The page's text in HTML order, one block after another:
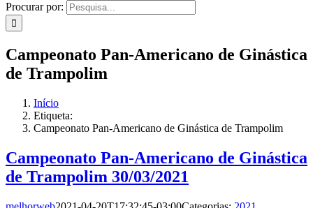
Procurar por:
Campeonato Pan-Americano de Ginástica
de Trampolim
Início
Etiqueta:
Campeonato Pan-Americano de Ginástica de Trampolim
Campeonato Pan-Americano de Ginástica
de Trampolim 30/03/2021